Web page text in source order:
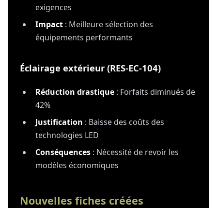
exigences
Impact : Meilleure sélection des
équipements performants
Éclairage extérieur (RES-EC-104)
Réduction drastique : Forfaits diminués de
42%
Justification : Baisse des coûts des
technologies LED
Conséquences : Nécessité de revoir les
modèles économiques
Nouvelles fiches créées